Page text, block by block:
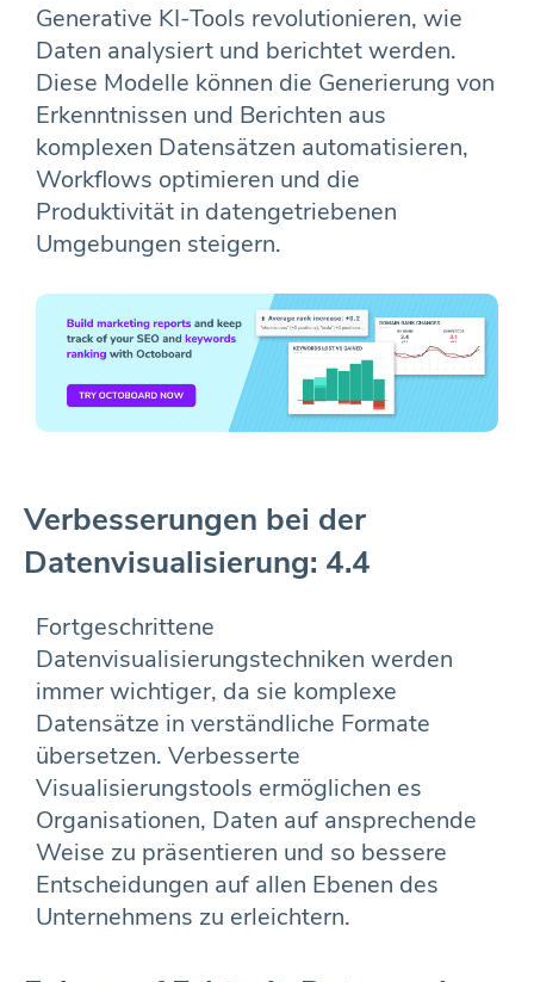
Generative KI-Tools revolutionieren, wie
Daten analysiert und berichtet werden.
Diese Modelle können die Generierung von
Erkenntnissen und Berichten aus
komplexen Datensätzen automatisieren,
Workflows optimieren und die
Produktivität in datengetriebenen
Umgebungen steigern.
Verbesserungen bei der
Datenvisualisierung: 4.4
Fortgeschrittene
Datenvisualisierungstechniken werden
immer wichtiger, da sie komplexe
Datensätze in verständliche Formate
übersetzen. Verbesserte
Visualisierungstools ermöglichen es
Organisationen, Daten auf ansprechende
Weise zu präsentieren und so bessere
Entscheidungen auf allen Ebenen des
Unternehmens zu erleichtern.